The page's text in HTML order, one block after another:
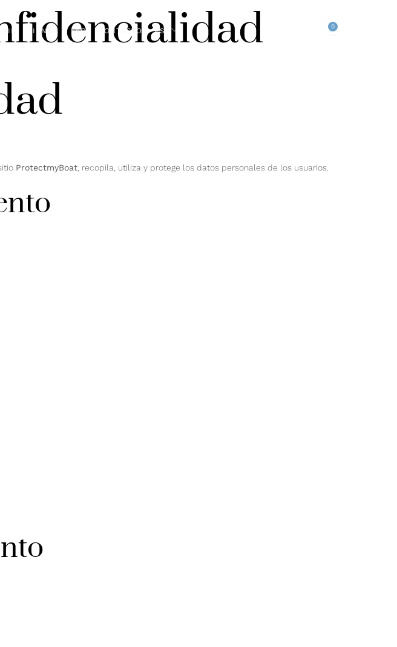
TIENDA FAQ CONTACTO ES
0
ProtectmyBoat, recopila, utiliza y protege los datos personales de los usuarios.